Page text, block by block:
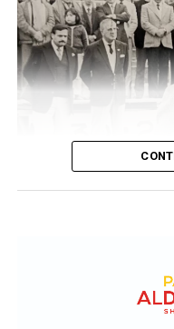
El vendero 13 de
desaparición física del